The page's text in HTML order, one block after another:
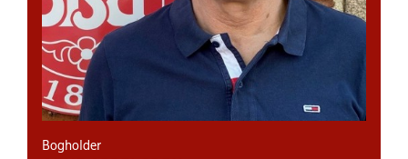
Bogholder